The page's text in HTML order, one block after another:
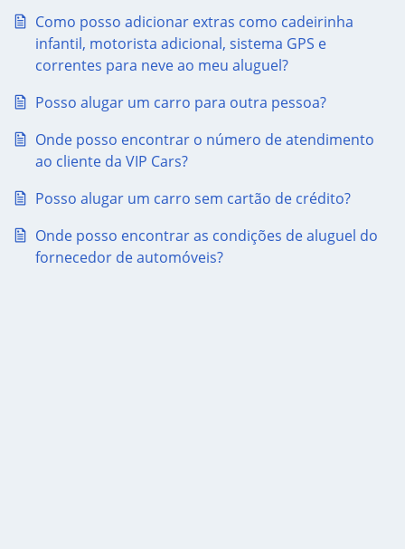
Como posso adicionar extras como cadeirinha
infantil, motorista adicional, sistema GPS e
correntes para neve ao meu aluguel?
Posso alugar um carro para outra pessoa?
Onde posso encontrar o número de atendimento
ao cliente da VIP Cars?
Posso alugar um carro sem cartão de crédito?
Onde posso encontrar as condições de aluguel do
fornecedor de automóveis?